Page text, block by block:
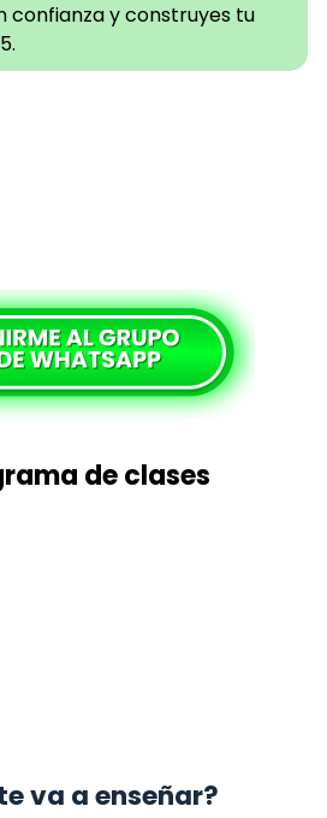
confianza y construyes tu
de clases
va a enseñar?